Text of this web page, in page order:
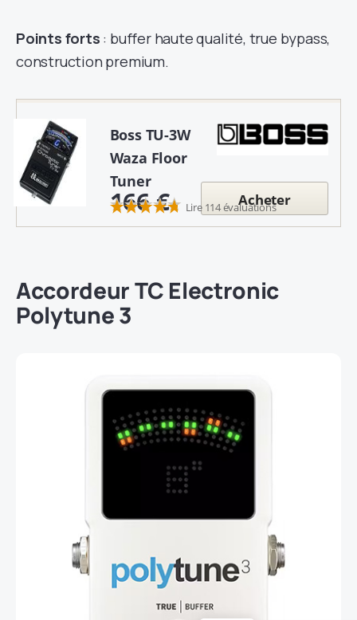
Points forts : buffer haute qualité, true bypass,
construction premium.
Boss TU-3W
Waza Floor
Tuner
Lire 114 évaluations
166 € Acheter
AccordeurTC Electronic
Polytune 3